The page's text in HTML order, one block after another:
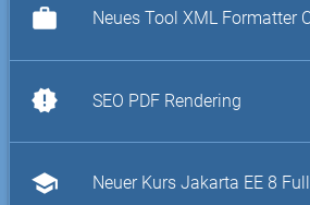
work Neues Tool XML Formatter
new_releases SEO PDF Rendering
school Neuer Kurs Jakarta EE 8